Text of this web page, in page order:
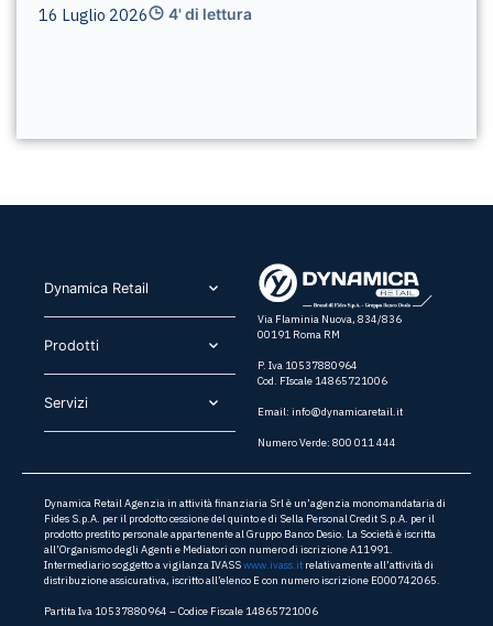
16 Luglio 2026 4' di lettura
Dynamica Retail​
Prodotti​
Servizi​
Via Flaminia Nuova, 834/836
00191 Roma RM
P. Iva 10537880964
Cod. FIscale 14865721006
Email: info@dynamicaretail.it
Numero Verde: 800 011 444
Dynamica Retail Agenzia in attività finanziaria Srl è un’agenzia monomandataria di
Fides S.p.A. per il prodotto cessione del quinto e di Sella Personal Credit S.p.A. per il
prodotto prestito personale appartenente al Gruppo Banco Desio. La Società è iscritta
all’Organismo degli Agenti e Mediatori con numero di iscrizione A11991.
Intermediario soggetto a vigilanza IVASSwww.ivass.it relativamente all’attività di
distribuzione assicurativa, iscritto all’elenco E con numero iscrizione E000742065.
Partita Iva 10537880964 – Codice Fiscale 14865721006